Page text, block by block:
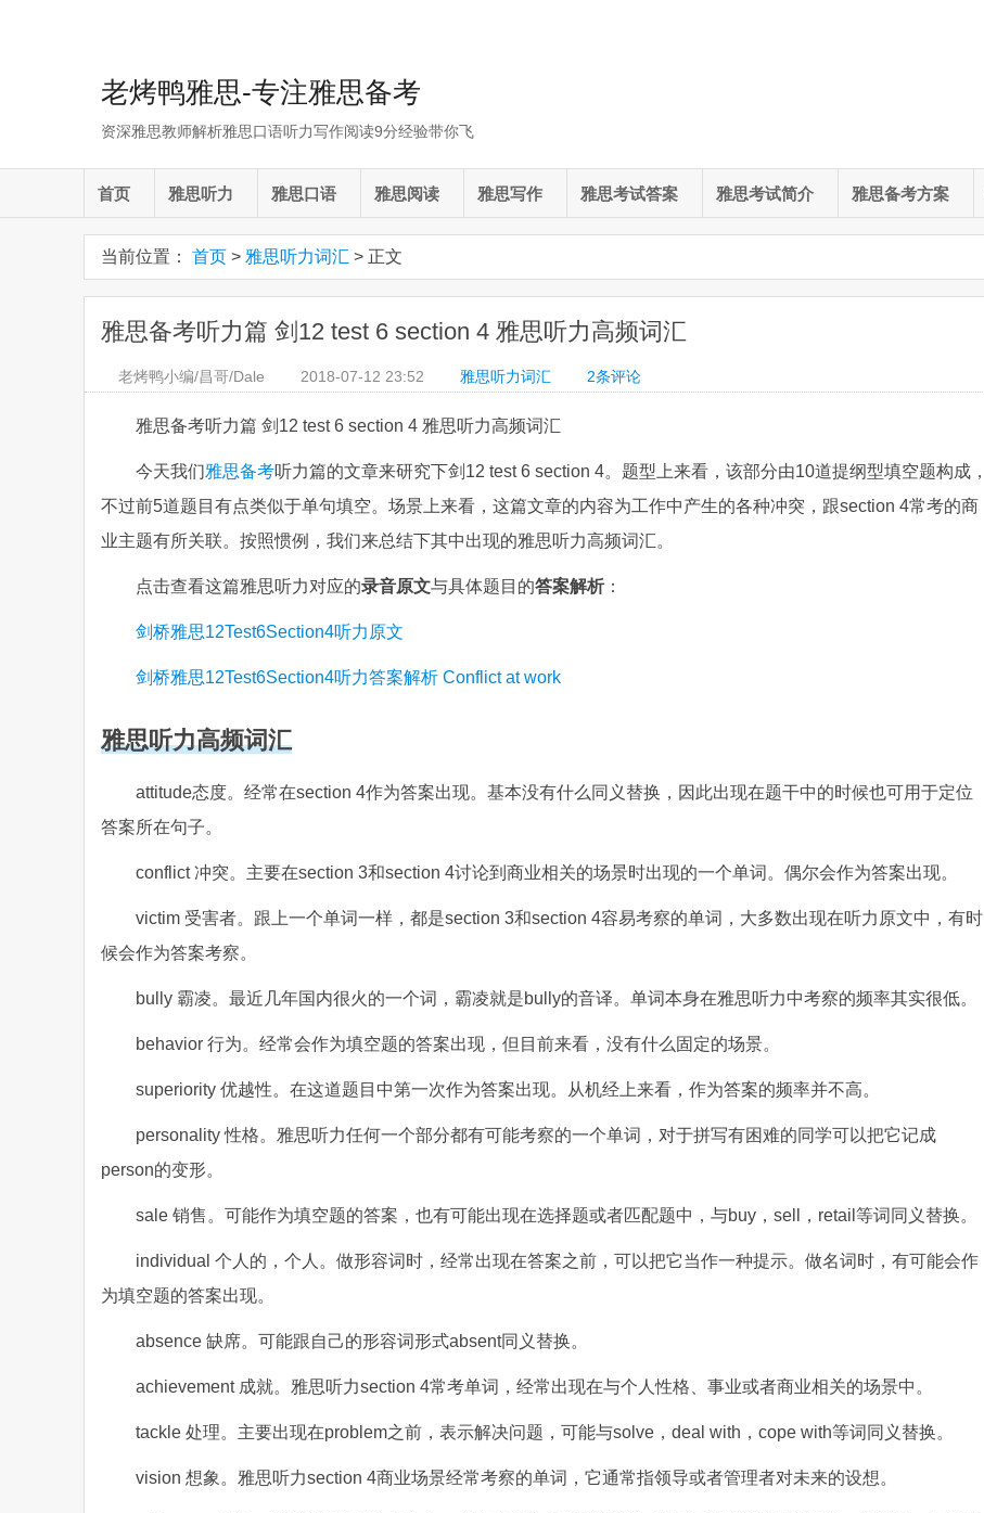
老烤鸭雅思-专注雅思备考
资深雅思教师解析雅思口语听力写作阅读9分经验带你飞
首页 雅思听力 雅思口语 雅思阅读 雅思写作 雅思考试答案 雅思考试简介 雅思备考方案
当前位置： 首页 > 雅思听力词汇 > 正文
雅思备考听力篇 剑12 test 6 section 4 雅思听力高频词汇
老烤鸭小编/昌哥/Dale 2018-07-12 23:52 雅思听力词汇 2条评论
雅思备考听力篇 剑12 test 6 section 4 雅思听力高频词汇
今天我们雅思备考听力篇的文章来研究下剑12 test 6 section 4。题型上来看，该部分由10道提纲型填空题构成，
不过前5道题目有点类似于单句填空。场景上来看，这篇文章的内容为工作中产生的各种冲突，跟section 4常考的商
业主题有所关联。按照惯例，我们来总结下其中出现的雅思听力高频词汇。
点击查看这篇雅思听力对应的录音原文与具体题目的答案解析：
剑桥雅思12Test6Section4听力原文
剑桥雅思12Test6Section4听力答案解析 Conflict at work
雅思听力高频词汇
attitude态度。经常在section 4作为答案出现。基本没有什么同义替换，因此出现在题干中的时候也可用于定位
答案所在句子。
conflict 冲突。主要在section 3和section 4讨论到商业相关的场景时出现的一个单词。偶尔会作为答案出现。
victim 受害者。跟上一个单词一样，都是section 3和section 4容易考察的单词，大多数出现在听力原文中，有时
候会作为答案考察。
bully 霸凌。最近几年国内很火的一个词，霸凌就是bully的音译。单词本身在雅思听力中考察的频率其实很低。
behavior 行为。经常会作为填空题的答案出现，但目前来看，没有什么固定的场景。
superiority 优越性。在这道题目中第一次作为答案出现。从机经上来看，作为答案的频率并不高。
personality 性格。雅思听力任何一个部分都有可能考察的一个单词，对于拼写有困难的同学可以把它记成
person的变形。
sale 销售。可能作为填空题的答案，也有可能出现在选择题或者匹配题中，与buy，sell，retail等词同义替换。
individual 个人的，个人。做形容词时，经常出现在答案之前，可以把它当作一种提示。做名词时，有可能会作
为填空题的答案出现。
absence 缺席。可能跟自己的形容词形式absent同义替换。
achievement 成就。雅思听力section 4常考单词，经常出现在与个人性格、事业或者商业相关的场景中。
tackle 处理。主要出现在problem之前，表示解决问题，可能与solve，deal with，cope with等词同义替换。
vision 想象。雅思听力section 4商业场景经常考察的单词，它通常指领导或者管理者对未来的设想。